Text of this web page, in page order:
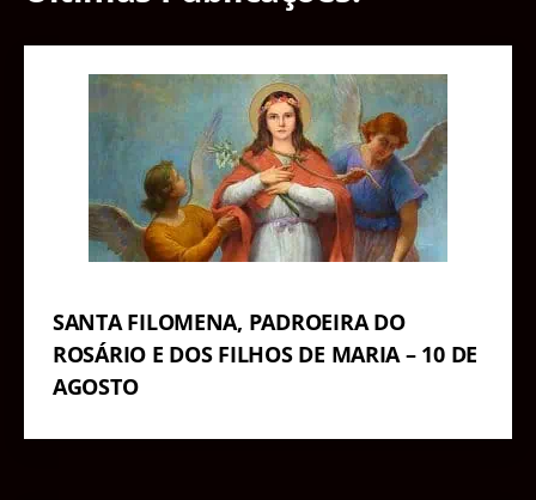
SANTA FILOMENA, PADROEIRA DO
ROSÁRIO E DOS FILHOS DE MARIA – 10 DE
AGOSTO